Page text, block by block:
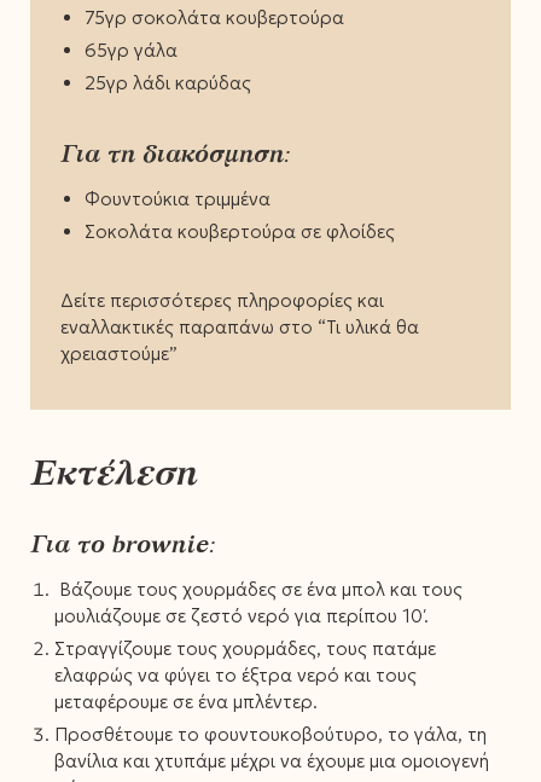
75γρ σοκολάτα κουβερτούρα
65γρ γάλα
25γρ λάδι καρύδας
Για τη διακόσμηση:
Φουντούκια τριμμένα
Σοκολάτα κουβερτούρα σε φλοίδες
Δείτε περισσότερες πληροφορίες και
εναλλακτικές παραπάνω στο “Τι υλικά θα
χρειαστούμε”
Εκτέλεση
Για το brownie:
Βάζουμε τους χουρμάδες σε ένα μπολ και τους
μουλιάζουμε σε ζεστό νερό για περίπου 10′.
Στραγγίζουμε τους χουρμάδες, τους πατάμε
ελαφρώς να φύγει το έξτρα νερό και τους
μεταφέρουμε σε ένα μπλέντερ.
Προσθέτουμε το φουντουκοβούτυρο, το γάλα, τη
βανίλια και χτυπάμε μέχρι να έχουμε μια ομοιογενή